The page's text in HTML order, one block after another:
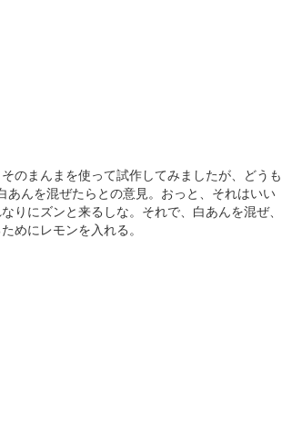
のまんまを使って試作してみましたが、どうも
あんを混ぜたらとの意見。おっと、それはいい
りにズンと来るしな。それで、白あんを混ぜ、
めにレモンを入れる。